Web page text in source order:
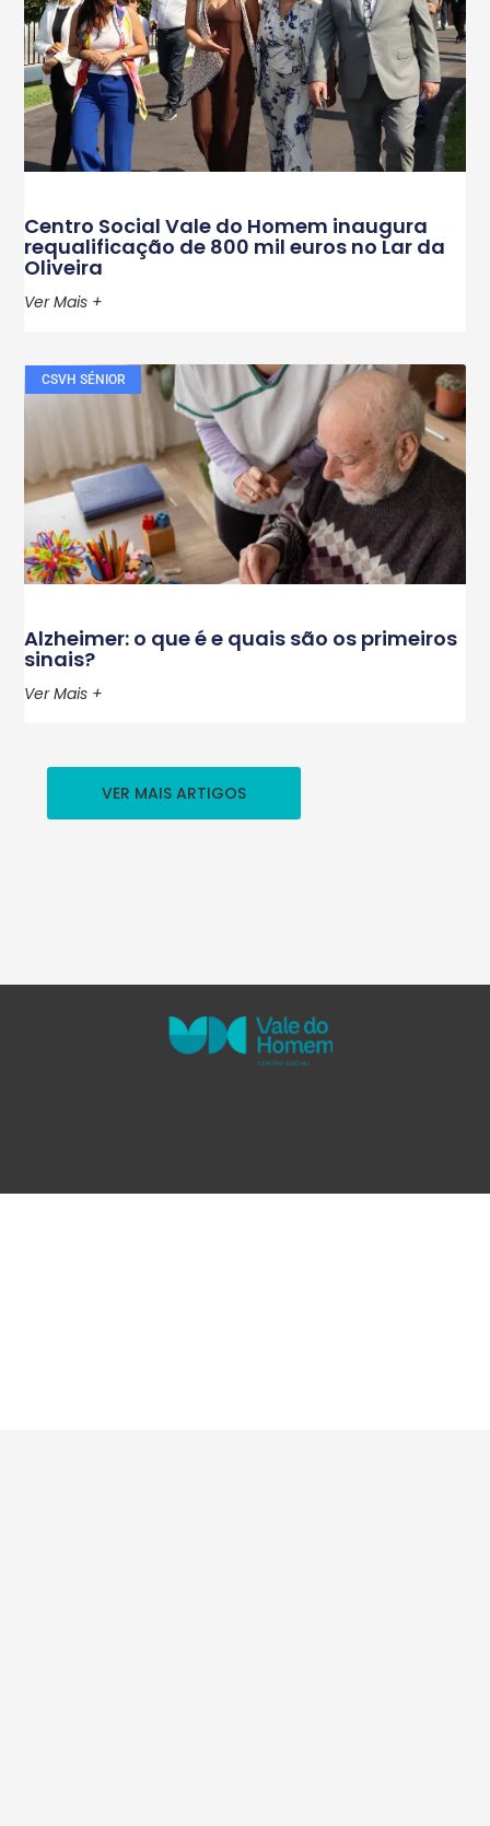
Centro Social Vale do Homem inaugura
requalificação de 800 mil euros no Lar da
Oliveira
Ver Mais +
CSVH SÉNIOR
Alzheimer: o que é e quais são os primeiros
sinais?
Ver Mais +
VER MAIS ARTIGOS